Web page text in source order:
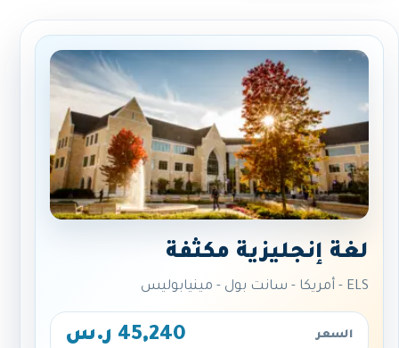
لغة إنجليزية مكثفة
ELS - أمريكا - سانت بول - مينيابوليس
السعر 45,240 ر.س